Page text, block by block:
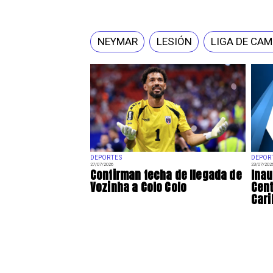
DEPORTES
27/07/2026
Confirman fecha de llegada de
Vozinha a Colo Colo
23/07/
NEYMAR LESIÓN LIGA DE